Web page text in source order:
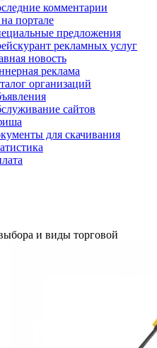
комментарии
портале
предложения
рекламных услуг
новость
реклама
организаций
сайтов
для скачивания
и виды торговой